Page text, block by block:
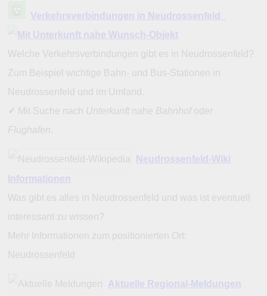
Verkehrsverbindungen in Neudrossenfeld
Welche Verkehrsverbindungen gibt es in Neudrossenfeld?
Zum Beispiel wichtige Bahn- und Bus-Stationen in
Neudrossenfeld und im Umland.
✓ Mit Suche nach Unterkunft nahe Bahnhofoder
Flughafen.
Neudrossenfeld-Wiki
Informationen
Was gibt es alles in Neudrossenfeld und was ist eventuell
interessant zu wissen?
Mehr Informationen zum positionierten Ort:
Neudrossenfeld
Aktuelle Regional-Meldungen